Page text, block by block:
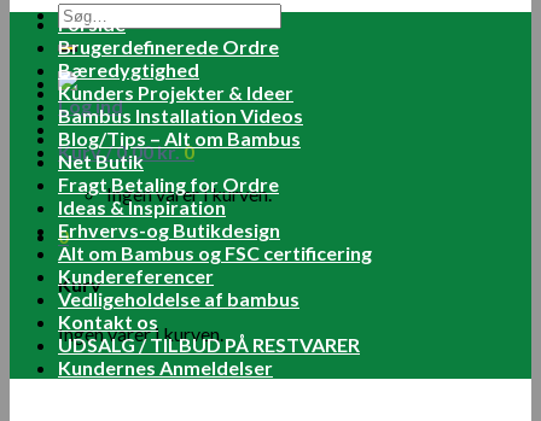
Søg
efter:
Log ind
Kurv /0.00kr.0
Ingen varer i kurven.
0
Kurv
Ingen varer i kurven.
Forside
Brugerdefinerede Ordre
Bæredygtighed
Kunders Projekter & Ideer
Bambus Installation Videos
Blog/Tips – Alt om Bambus
Net Butik
Fragt Betaling for Ordre
Ideas & Inspiration
Erhvervs-og Butikdesign
Alt om Bambus og FSC certificering
Kundereferencer
Vedligeholdelse af bambus
Kontakt os
UDSALG / TILBUD PÅ RESTVARER
Kundernes Anmeldelser